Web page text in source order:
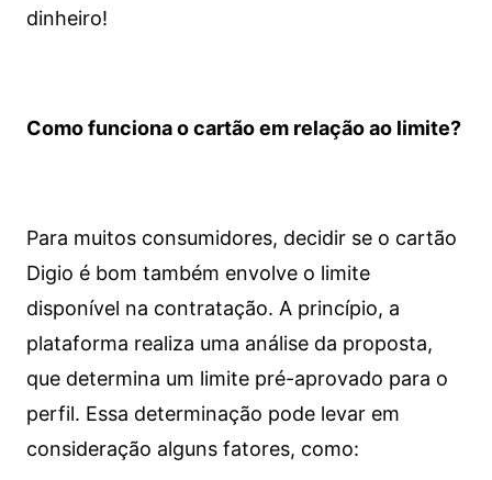
dinheiro!
Como funciona o cartão em relação ao limite?
Para muitos consumidores, decidir se o cartão
Digio é bom também envolve o limite
disponível na contratação. A princípio, a
plataforma realiza uma análise da proposta,
que determina um limite pré-aprovado para o
perfil. Essa determinação pode levar em
consideração alguns fatores, como: